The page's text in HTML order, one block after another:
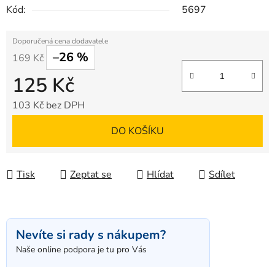
Kód:
5697
169 Kč –26 %
125 Kč
103 Kč bez DPH
DO KOŠÍKU
Tisk Zeptat se Hlídat Sdílet
Nevíte si rady s nákupem?
Naše online podpora je tu pro Vás